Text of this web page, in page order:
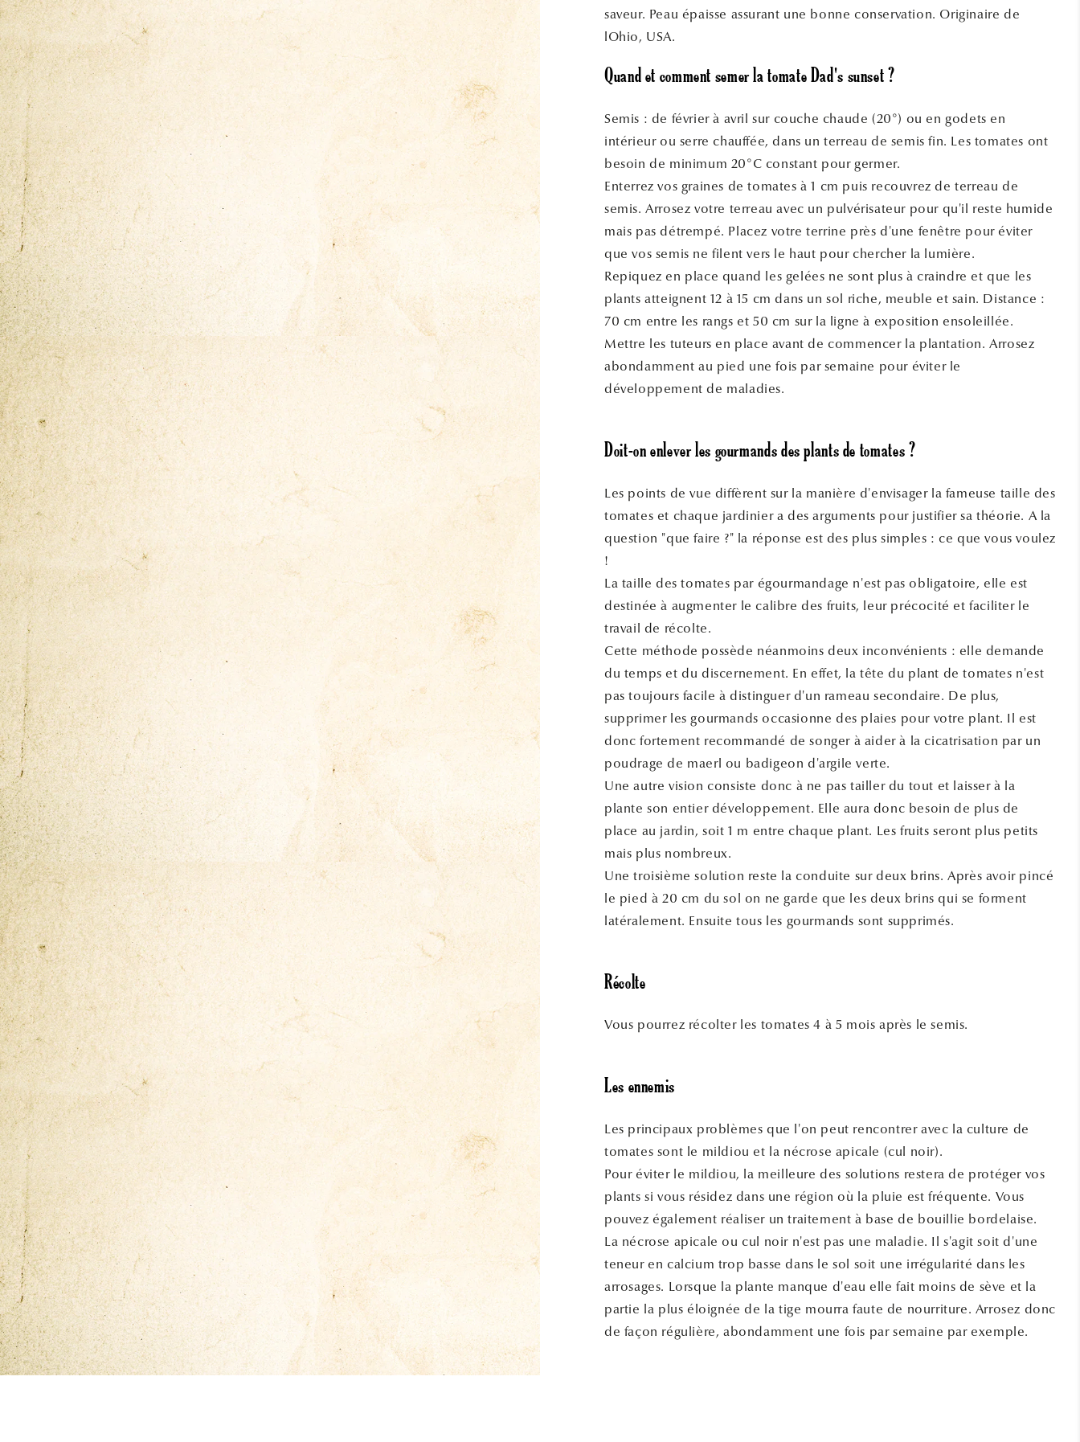
saveur. Peau épaisse assurant une bonne conservation. Originaire de
lOhio, USA.
Quand et comment semer la tomate Dad's sunset ?
Semis : de février à avril sur couche chaude (20°) ou en godets en
intérieur ou serre chauffée, dans un terreau de semis fin. Les tomates ont
besoin de minimum 20°C constant pour germer.
Enterrez vos graines de tomates à 1 cm puis recouvrez de terreau de
semis. Arrosez votre terreau avec un pulvérisateur pour qu'il reste humide
mais pas détrempé. Placez votre terrine près d'une fenêtre pour éviter
que vos semis ne filent vers le haut pour chercher la lumière.
Repiquez en place quand les gelées ne sont plus à craindre et que les
plants atteignent 12 à 15 cm dans un sol riche, meuble et sain. Distance :
70 cm entre les rangs et 50 cm sur la ligne à exposition ensoleillée.
Mettre les tuteurs en place avant de commencer la plantation. Arrosez
abondamment au pied une fois par semaine pour éviter le
développement de maladies.
Doit-on enlever les gourmands des plants de tomates ?
Les points de vue diffèrent sur la manière d'envisager la fameuse taille des
tomates et chaque jardinier a des arguments pour justifier sa théorie. A la
question "que faire ?" la réponse est des plus simples : ce que vous voulez
!
La taille des tomates par égourmandage n'est pas obligatoire, elle est
destinée à augmenter le calibre des fruits, leur précocité et faciliter le
travail de récolte.
Cette méthode possède néanmoins deux inconvénients : elle demande
du temps et du discernement. En effet, la tête du plant de tomates n'est
pas toujours facile à distinguer d'un rameau secondaire. De plus,
supprimer les gourmands occasionne des plaies pour votre plant. Il est
donc fortement recommandé de songer à aider à la cicatrisation par un
poudrage de maerl ou badigeon d'argile verte.
Une autre vision consiste donc à ne pas tailler du tout et laisser à la
plante son entier développement. Elle aura donc besoin de plus de
place au jardin, soit 1 m entre chaque plant. Les fruits seront plus petits
mais plus nombreux.
Une troisième solution reste la conduite sur deux brins. Après avoir pincé
le pied à 20 cm du sol on ne garde que les deux brins qui se forment
latéralement. Ensuite tous les gourmands sont supprimés.
Récolte
Vous pourrez récolter les tomates 4 à 5 mois après le semis.
Les ennemis
Les principaux problèmes que l'on peut rencontrer avec la culture de
tomates sont le mildiou et la nécrose apicale (cul noir).
Pour éviter le mildiou, la meilleure des solutions restera de protéger vos
plants si vous résidez dans une région où la pluie est fréquente. Vous
pouvez également réaliser un traitement à base de bouillie bordelaise.
La nécrose apicale ou cul noir n'est pas une maladie. Il s'agit soit d'une
teneur en calcium trop basse dans le sol soit une irrégularité dans les
arrosages. Lorsque la plante manque d'eau elle fait moins de sève et la
partie la plus éloignée de la tige mourra faute de nourriture. Arrosez donc
de façon régulière, abondamment une fois par semaine par exemple.